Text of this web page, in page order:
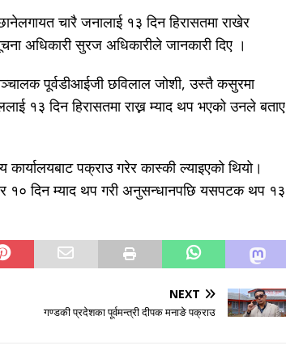
चारै जनालाई १३ दिन हिरासतमा राखेर
अधिकारी सुरज अधिकारीले जानकारी दिए ।
पूर्वडीआईजी छविलाल जोशी, उस्तै कसुरमा
१३ दिन हिरासतमा राख्न म्याद थप भएको उनले बताए
कार्यालयबाट पक्राउ गरेर कास्की ल्याइएको थियो।
१० दिन म्याद थप गरी अनुसन्धानपछि यसपटक थप १३
NEXT
गण्डकी प्रदेशका पूर्वमन्त्री दीपक मनाङे पक्राउ